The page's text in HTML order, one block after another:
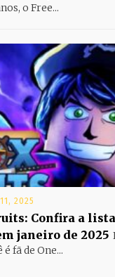
o Free...
2025
Confira a
janeiro de 2025
fã de One...